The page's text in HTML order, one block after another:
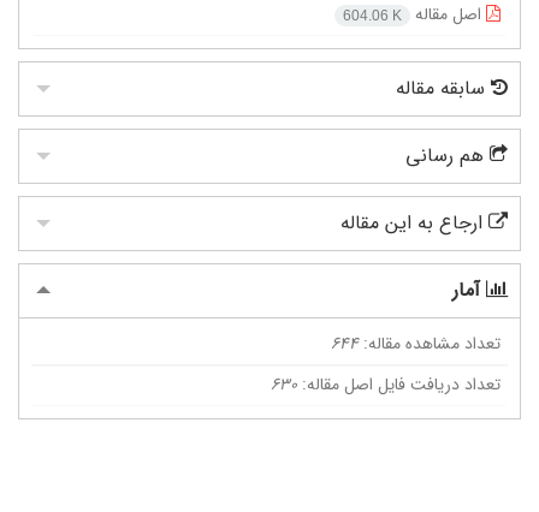
اصل مقاله
604.06 K
سابقه مقاله
هم رسانی
ارجاع به این مقاله
آمار
تعداد مشاهده مقاله:644
تعداد دریافت فایل اصل مقاله: 630